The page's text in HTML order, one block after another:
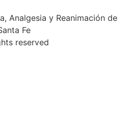
Analgesia y Reanimación de
Fe
reserved